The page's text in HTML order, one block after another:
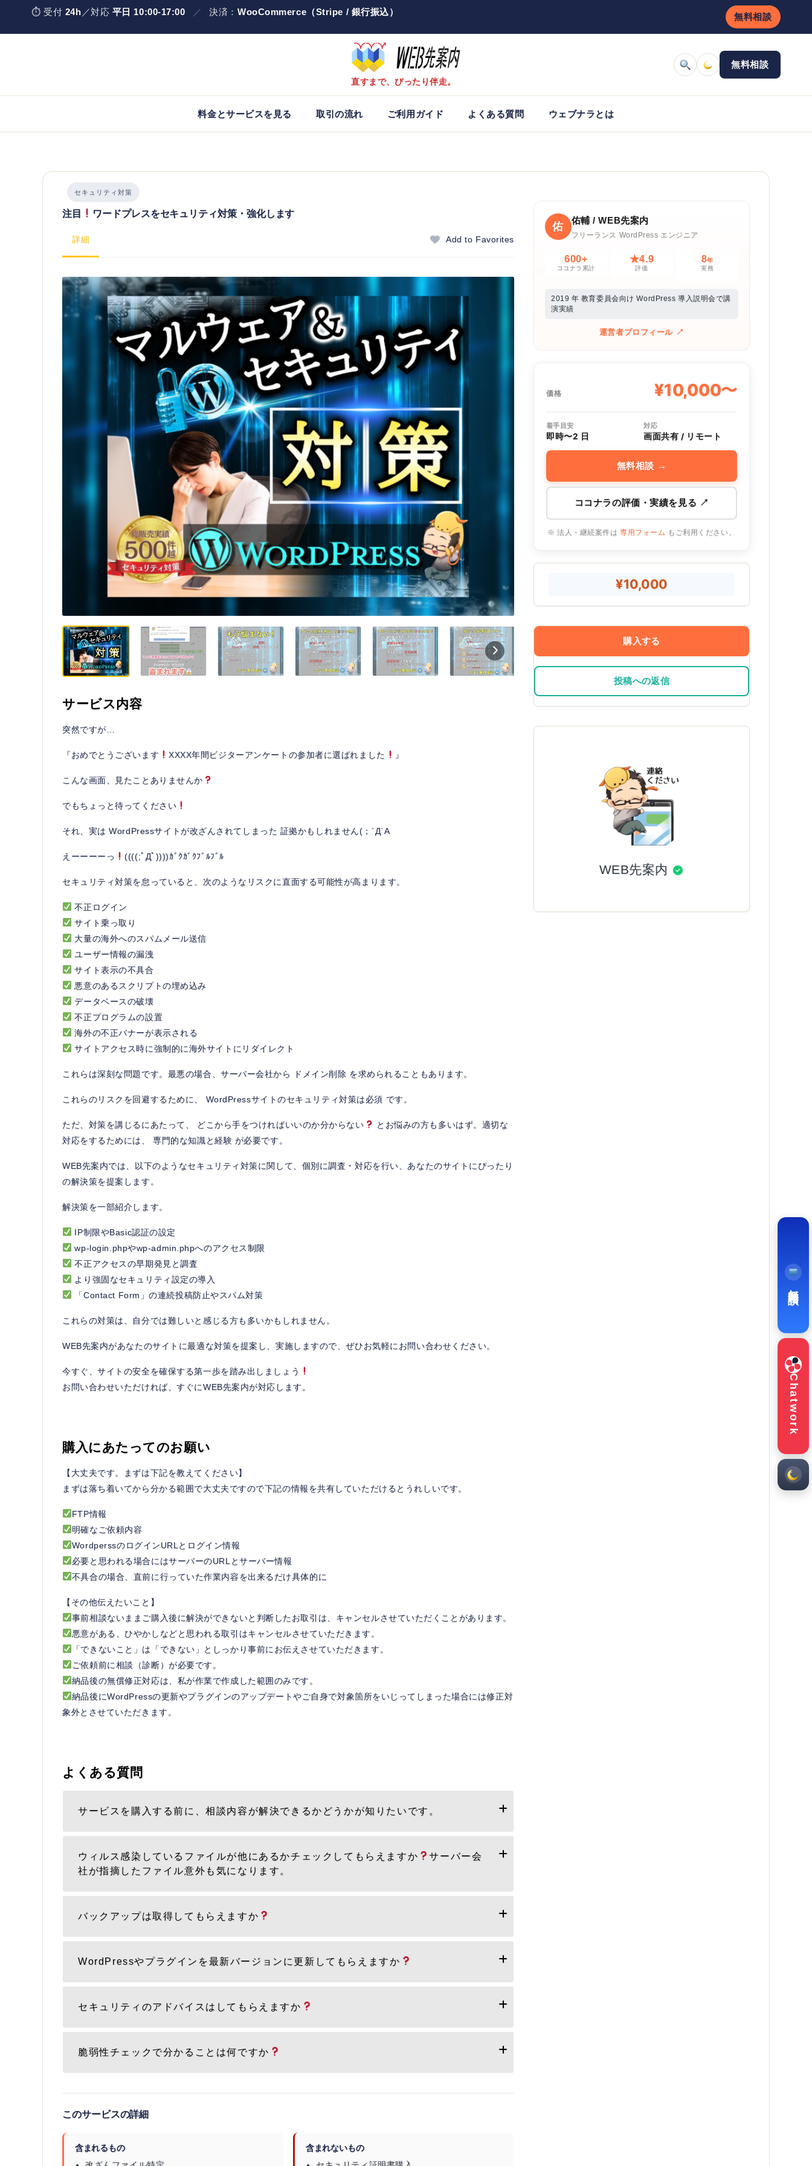
content
テ
ス
⏱ 受付 24h ／対応 平日 10:00-17:00 ／ 決済： WooCommerce（Stripe / 銀行振込） 無料相談
直すまで、ぴったり伴走。
無料相談
料金とサービスを見る 取引の流れ ご利用ガイド よくある質問 ウェブナラとは
セキュリティ対策
注目 ワードプレスをセキュリティ対策・強化します
詳細 Add to Favorites
サービス内容
突然ですが…
『おめでとうございます XXXX年間ビジターアンケートの参加者に選ばれました 』
こんな画面、見たことありませんか
でもちょっと待ってください
それ、実は WordPressサイトが改ざんされてしまった 証拠かもしれません(；´Д`A
えーーーーっ ((((;ﾟДﾟ))))ｶﾞｸｶﾞｸﾌﾞﾙﾌﾞﾙ
セキュリティ対策を怠っていると、次のようなリスクに直面する可能性が高まります。
不正ログイン
サイト乗っ取り
大量の海外へのスパムメール送信
ユーザー情報の漏洩
サイト表示の不具合
悪意のあるスクリプトの埋め込み
データベースの破壊
不正プログラムの設置
海外の不正バナーが表示される
サイトアクセス時に強制的に海外サイトにリダイレクト
これらは深刻な問題です。最悪の場合、サーバー会社から ドメイン削除 を求められることもあります。
これらのリスクを回避するために、 WordPressサイトのセキュリティ対策は必須 です。
ただ、対策を講じるにあたって、 どこから手をつければいいのか分からない
とお悩みの方も多いはず。適切な
対応をするためには、 専門的な知識と経験 が必要です。
WEB先案内では、以下のようなセキュリティ対策に関して、個別に調査・対応を行い、あなたのサイトにぴったり
の解決策を提案します。
解決策を一部紹介します。
IP制限やBasic認証の設定
wp-login.phpやwp-admin.phpへのアクセス制限
不正アクセスの早期発見と調査
より強固なセキュリティ設定の導入
「Contact Form」の連続投稿防止やスパム対策
これらの対策は、自分では難しいと感じる方も多いかもしれません。
WEB先案内があなたのサイトに最適な対策を提案し、実施しますので、ぜひお気軽にお問い合わせください。
今すぐ、サイトの安全を確保する第一歩を踏み出しましょう
お問い合わせいただければ、すぐにWEB先案内が対応します。
購入にあたってのお願い
【大丈夫です。まずは下記を教えてください】
まずは落ち着いてから分かる範囲で大丈夫ですので下記の情報を共有していただけるとうれしいです。
FTP情報
明確なご依頼内容
WordperssのログインURLとログイン情報
必要と思われる場合にはサーバーのURLとサーバー情報
不具合の場合、直前に行っていた作業内容を出来るだけ具体的に
【その他伝えたいこと】
事前相談ないままご購入後に解決ができないと判断したお取引は、キャンセルさせていただくことがあります。
悪意がある、ひやかしなどと思われる取引はキャンセルさせていただきます。
「できないこと」は「できない」としっかり事前にお伝えさせていただきます。
ご依頼前に相談（診断）が必要です。
納品後の無償修正対応は、私が作業で作成した範囲のみです。
納品後にWordPressの更新やプラグインのアップデートやご自身で対象箇所をいじってしまった場合には修正対
象外とさせていただきます。
よくある質問
サービスを購入する前に、相談内容が解決できるかどうかが知りたいです。
ウィルス感染しているファイルが他にあるかチェックしてもらえますか
サーバー会
社が指摘したファイル意外も気になります。
バックアップは取得してもらえますか
WordPressやプラグインを最新バージョンに更新してもらえますか
セキュリティのアドバイスはしてもらえますか
脆弱性チェックで分かることは何ですか
このサービスの詳細
含まれるもの 含まれないもの
佑 佑輔 / WEB先案内
フリーランス WordPress エンジニア
600+
ココナラ累計
★4.9
評価
8年
実務
2019 年 教育委員会向け WordPress 導入説明会で講
演実績
運営者プロフィール ↗
価格 ¥10,000〜
着手目安
即時〜2 日
対応
画面共有 / リモート
無料相談 →
ココナラの評価・実績を見る ↗
※ 法人・継続案件は専用フォーム もご利用ください。
¥10,000
購入する
投稿への返信
WEB先案内
Chatwork